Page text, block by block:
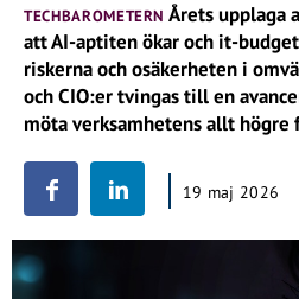
TECHBAROMETERN Årets upplaga
att AI-aptiten ökar och it-
riskerna och osäkerheten i
och CIO:er tvingas till en
möta verksamhetens allt högre
19 maj 2026